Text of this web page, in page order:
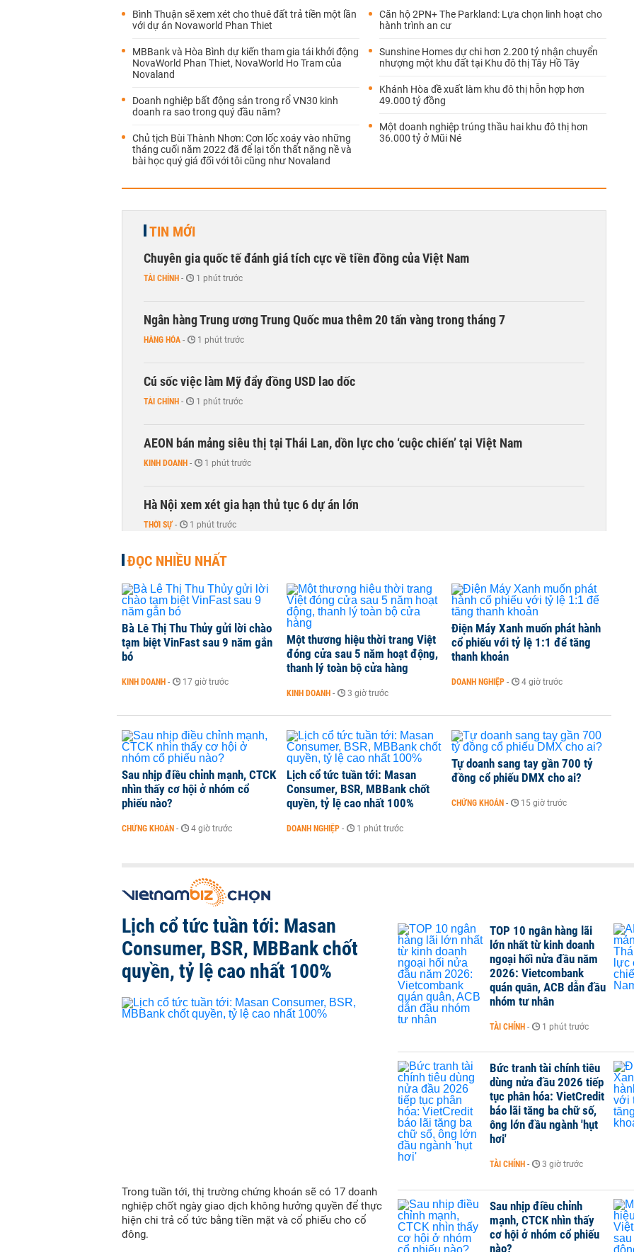
Bình Thuận sẽ xem xét cho thuê đất trả tiền một lần
với dự án Novaworld Phan Thiet
MBBank và Hòa Bình dự kiến tham gia tái khởi động
NovaWorld Phan Thiet, NovaWorld Ho Tram của
Novaland
Doanh nghiệp bất động sản trong rổ VN30 kinh
doanh ra sao trong quý đầu năm?
Chủ tịch Bùi Thành Nhơn: Cơn lốc xoáy vào những
tháng cuối năm 2022 đã để lại tổn thất nặng nề và
bài học quý giá đối với tôi cũng như Novaland
Căn hộ 2PN+ The Parkland: Lựa chọn linh hoạt cho
hành trình an cư
Sunshine Homes dự chi hơn 2.200 tỷ nhận chuyển
nhượng một khu đất tại Khu đô thị Tây Hồ Tây
Khánh Hòa đề xuất làm khu đô thị hỗn hợp hơn
49.000 tỷ đồng
Một doanh nghiệp trúng thầu hai khu đô thị hơn
36.000 tỷ ở Mũi Né
TIN MỚI
Chuyên gia quốc tế đánh giá tích cực về tiền đồng của Việt Nam
TÀI CHÍNH - 1 phút trước
Ngân hàng Trung ương Trung Quốc mua thêm 20 tấn vàng trong tháng 7
HÀNG HÓA - 1 phút trước
Cú sốc việc làm Mỹ đẩy đồng USD lao dốc
TÀI CHÍNH - 1 phút trước
AEON bán mảng siêu thị tại Thái Lan, dồn lực cho ‘cuộc chiến’ tại Việt Nam
KINH DOANH - 1 phút trước
Hà Nội xem xét gia hạn thủ tục 6 dự án lớn
THỜI SỰ - 1 phút trước
Lịch cổ tức tuần tới: Masan Consumer, BSR, MBBank chốt quyền, tỷ lệ cao nhất 100%
DOANH NGHIỆP - 1 phút trước
TOP 10 ngân hàng lãi lớn nhất từ kinh doanh ngoại hối nửa đầu năm 2026:
Vietcombank quán quân, ACB dẫn đầu nhóm tư nhân
ĐỌC NHIỀU NHẤT
Bà Lê Thị Thu Thủy gửi lời chào
tạm biệt VinFast sau 9 năm gắn
bó
KINH DOANH - 17 giờ trước
Một thương hiệu thời trang Việt
đóng cửa sau 5 năm hoạt động,
thanh lý toàn bộ cửa hàng
KINH DOANH - 3 giờ trước
Điện Máy Xanh muốn phát hành
cổ phiếu với tỷ lệ 1:1 để tăng
thanh khoản
DOANH NGHIỆP - 4 giờ trước
Sau nhịp điều chỉnh mạnh, CTCK
nhìn thấy cơ hội ở nhóm cổ
phiếu nào?
CHỨNG KHOÁN - 4 giờ trước
Lịch cổ tức tuần tới: Masan
Consumer, BSR, MBBank chốt
quyền, tỷ lệ cao nhất 100%
DOANH NGHIỆP - 1 phút trước
Tự doanh sang tay gần 700 tỷ
đồng cổ phiếu DMX cho ai?
CHỨNG KHOÁN - 15 giờ trước
Lịch cổ tức tuần tới: Masan
Consumer, BSR, MBBank chốt
quyền, tỷ lệ cao nhất 100%
Trong tuần tới, thị trường chứng khoán sẽ có 17 doanh
nghiệp chốt ngày giao dịch không hưởng quyền để thực
hiện chi trả cổ tức bằng tiền mặt và cổ phiếu cho cổ
đông.
TOP 10 ngân hàng lãi
lớn nhất từ kinh doanh
ngoại hối nửa đầu năm
2026: Vietcombank
quán quân, ACB dẫn đầu
nhóm tư nhân
TÀI CHÍNH - 1 phút trước
Bức tranh tài chính tiêu
dùng nửa đầu 2026 tiếp
tục phân hóa: VietCredit
báo lãi tăng ba chữ số,
ông lớn đầu ngành 'hụt
hơi'
TÀI CHÍNH - 3 giờ trước
Sau nhịp điều chỉnh
mạnh, CTCK nhìn thấy
cơ hội ở nhóm cổ phiếu
nào?